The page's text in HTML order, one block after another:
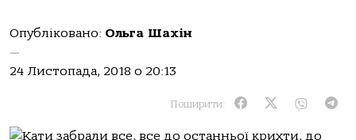
Опубліковано: Ольга Шахін
—
24 Листопада, 2018 о 20:13
Поширити: